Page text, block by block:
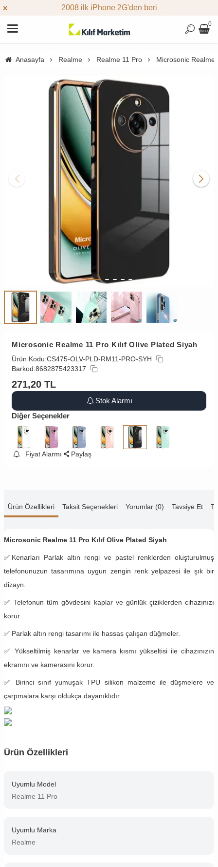
2008 ilk iPhone 2G'den beri
0
Anasayfa Realme Realme 11 Pro Microsonic Realme
Microsonic Realme 11 Pro Kılıf Olive Plated Siyah
Ürün Kodu:CS475-OLV-PLD-RM11-PRO-SYH
Barkod:8682875423317
271,20 TL
Stok Alarmı
Diğer Seçenekler
Fiyat Alarmı Paylaş
Ürün Özellikleri Taksit Seçenekleri Yorumlar (0) Tavsiye Et
Microsonic Realme 11 Pro Kılıf Olive Plated Siyah
✅ Kenarları Parlak altın rengi ve pastel renklerden oluşturulmuş
telefonunuzun tasarımına uygun zengin renk yelpazesi ile şık bir
dizayn.
✅Telefonun tüm gövdesini kaplar ve günlük çiziklerden cihazınızı
korur.
✅ Parlak altın rengi tasarımı ile hassas çalışan düğmeler.
✅ Yükseltilmiş kenarlar ve kamera kısmı yükseltisi ile cihazınızın
ekranını ve kamerasını korur.
✅ Birinci sınıf yumuşak TPU silikon malzeme ile düşmelere ve
çarpmalara karşı oldukça dayanıklıdır.
Ürün Özellikleri
Uyumlu Model
Realme 11 Pro
Uyumlu Marka
Realme